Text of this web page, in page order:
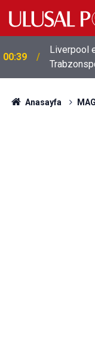
00:39
Liverpool
Anasayfa